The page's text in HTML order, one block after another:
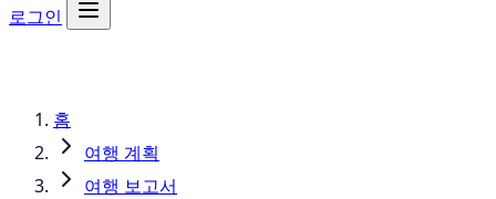
로그인
홈
여행 계획
여행 보고서